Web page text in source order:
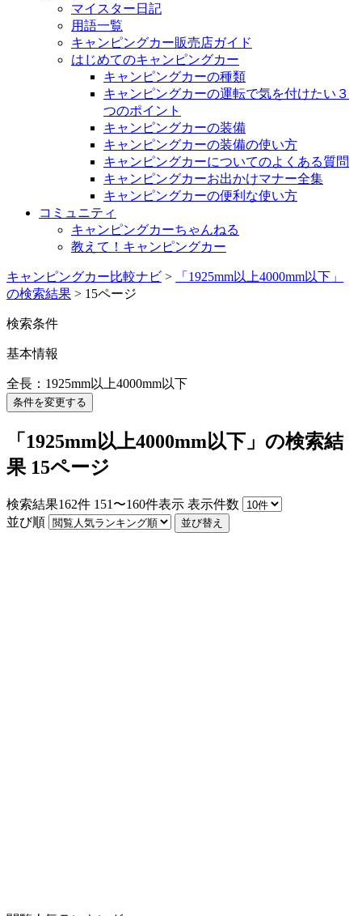
マイスター日記
用語一覧
キャンピングカー販売店ガイド
はじめてのキャンピングカー
キャンピングカーの種類
キャンピングカーの運転で気を付けたい３
つのポイント
キャンピングカーの装備
キャンピングカーの装備の使い方
キャンピングカーについてのよくある質問
キャンピングカーお出かけマナー全集
キャンピングカーの便利な使い方
コミュニティ
キャンピングカーちゃんねる
教えて！キャンピングカー
キャンピングカー比較ナビ >
「1925mm以上4000mm以下」
の検索結果 > 15ページ
検索条件
基本情報
全長：1925mm以上4000mm以下
条件を変更する
「1925mm以上4000mm以下」の検索結
果 15ページ
検索結果162件 151〜160件表示 表示件数
並び順
並び替え